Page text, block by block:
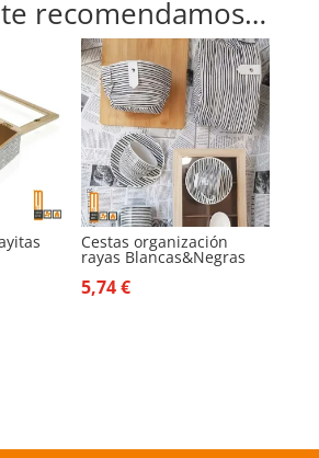
recomendamos…
Cestas organización
rayas Blancas&Negras
5,74€